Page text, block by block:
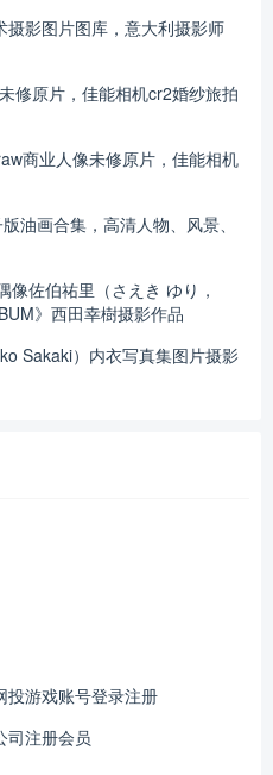
影图片图库，意大利摄影师
修原片，佳能相机cr2婚纱旅拍
商业人像未修原片，佳能相机
油画合集，高清人物、风景、
佐伯祐里（さえき ゆり，
》西田幸樹摄影作品
Sakaki）内衣写真集图片摄影
游戏账号登录注册
司注册会员